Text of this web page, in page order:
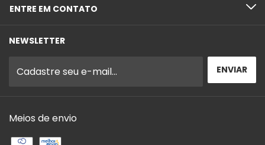
ENTRE EM CONTATO
NEWSLETTER
Meios de envio